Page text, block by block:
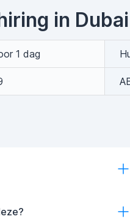
in Dubai
1 dag